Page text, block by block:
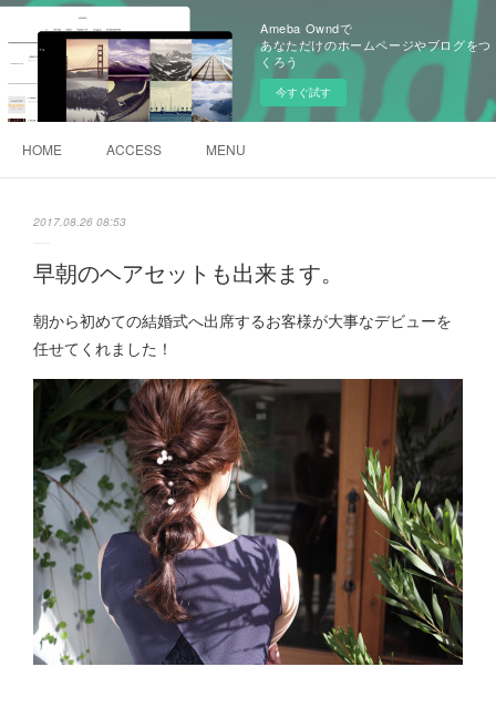
Ameba Owndで
あなただけのホームページやブログをつ
くろう
今すぐ試す
HOME ACCESS MENU
2017.08.26 08:53
早朝のヘアセットも出来ます。
朝から初めての結婚式へ出席するお客様が大事なデビューを
任せてくれました！